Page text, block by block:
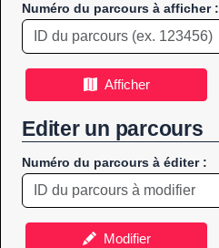
Numéro du parcours à afficher :
Afficher
Editer un parcours
Numéro du parcours à éditer :
Modifier